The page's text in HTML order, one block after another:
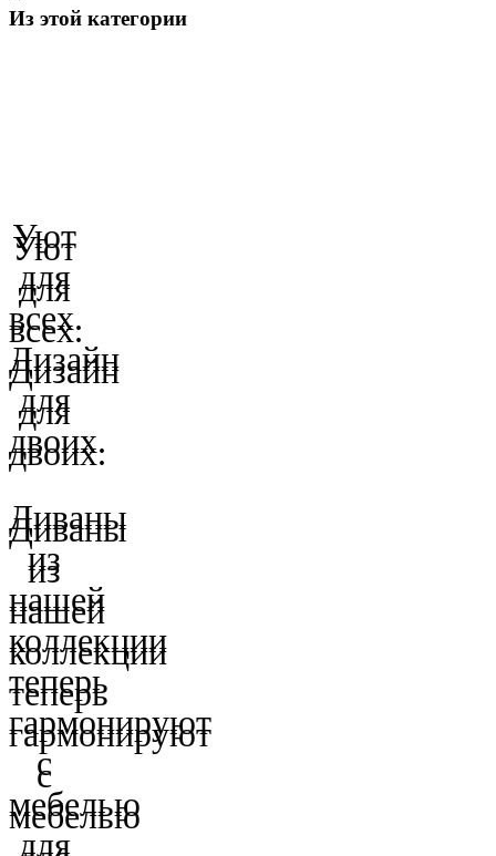
Уют
для
всех.
Дизайн
для
двоих.
Диваны
из
нашей
коллекции
теперь
гармонируют
с
мебелью
Уют
для
всех.
Дизайн
для
двоих.
Диваны
из
нашей
коллекции
теперь
гармонируют
с
мебелью
для
Из этой категории